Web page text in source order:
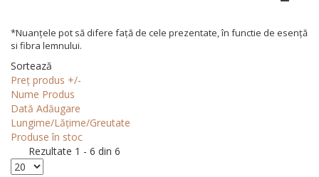
*Nuanțele pot să difere față de cele prezentate, în functie de esență
si fibra lemnului.
Sortează
Preț produs +/-
Nume Produs
Dată Adăugare
Lungime/Lățime/Greutate
Produse în stoc
Rezultate 1 - 6 din 6